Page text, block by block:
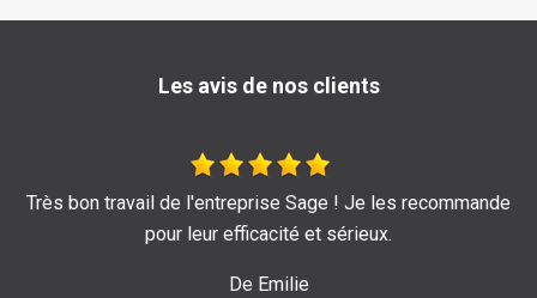
Les avis de nos clients
Très bon travail de l'entreprise Sage ! Je les recommande
pour leur efficacité et sérieux.
De Emilie